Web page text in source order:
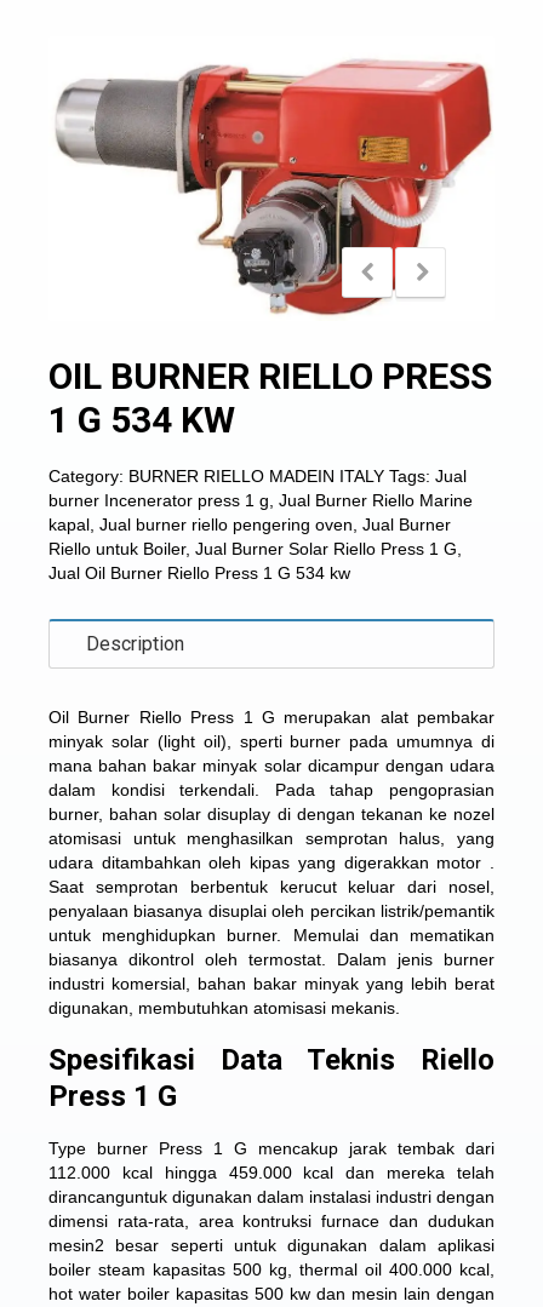
OIL BURNER RIELLO PRESS
1 G 534 KW
Category: BURNER RIELLO MADEIN ITALY Tags: Jual
burner Incenerator press 1 g, Jual Burner Riello Marine
kapal, Jual burner riello pengering oven, Jual Burner
Riello untuk Boiler, Jual Burner Solar Riello Press 1 G,
Jual Oil Burner Riello Press 1 G 534 kw
Description
Oil Burner Riello Press 1 G merupakan alat pembakar
minyak solar (light oil), sperti burner pada umumnya di
mana bahan bakar minyak solar dicampur dengan udara
dalam kondisi terkendali. Pada tahap pengoprasian
burner, bahan solar disuplay di dengan tekanan ke nozel
atomisasi untuk menghasilkan semprotan halus, yang
udara ditambahkan oleh kipas yang digerakkan motor .
Saat semprotan berbentuk kerucut keluar dari nosel,
penyalaan biasanya disuplai oleh percikan listrik/pemantik
untuk menghidupkan burner. Memulai dan mematikan
biasanya dikontrol oleh termostat. Dalam jenis burner
industri komersial, bahan bakar minyak yang lebih berat
digunakan, membutuhkan atomisasi mekanis.
Spesifikasi Data Teknis Riello
Press 1 G
Type burner Press 1 G mencakup jarak tembak dari
112.000 kcal hingga 459.000 kcal dan mereka telah
dirancanguntuk digunakan dalam instalasi industri dengan
dimensi rata-rata, area kontruksi furnace dan dudukan
mesin2 besar seperti untuk digunakan dalam aplikasi
boiler steam kapasitas 500 kg, thermal oil 400.000 kcal,
hot water boiler kapasitas 500 kw dan mesin lain dengan